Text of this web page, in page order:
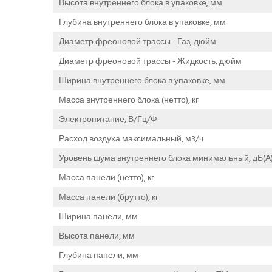
Глубина внутреннего блока в упаковке, мм
Диаметр фреоновой трассы - Газ, дюйм
Диаметр фреоновой трассы - Жидкость, дюйм
Ширина внутреннего блока в упаковке, мм
Масса внутреннего блока (нетто), кг
Электропитание, В/Гц/Ф
Расход воздуха максимальный, м3/ч
Уровень шума внутреннего блока минимальный,
Масса панели (нетто), кг
Масса панели (брутто), кг
Ширина панели, мм
Высота панели, мм
Глубина панели, мм